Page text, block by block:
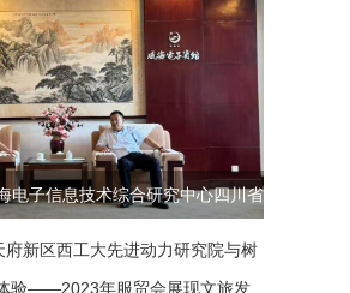
电子信息技术综合研究中心四川省
络处即将落地我院
府新区西工大先进动力研究院与树
产教融合新模式
验——2023年服贸会展现文旅发